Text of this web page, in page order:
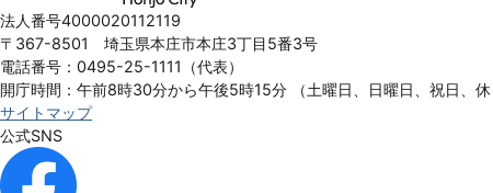
Honjo
City
法人番号4000020112119
〒367-8501 埼玉県本庄市本庄3丁目5番3号
電話番号：0495-25-1111（代表）
開庁時間：午前8時30分から午後5時15分
（土曜日、日曜日、祝日、
サイトマップ
公式SNS